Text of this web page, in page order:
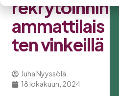
rekrytoinnin
ammattilais
ten vinkeillä
Juha Nyyssölä
18 lokakuun, 2024